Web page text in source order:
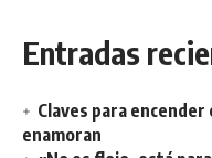
Entradas
Claves para
enamoran